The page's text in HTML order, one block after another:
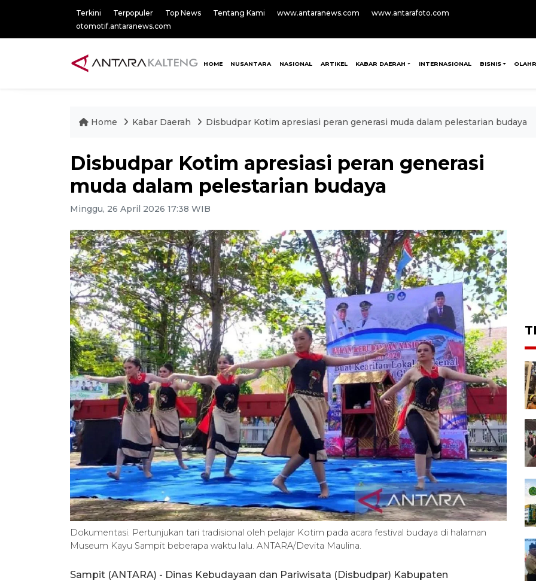
Terkini Terpopuler Top News Tentang Kami www.antaranews.com
www.antarafoto.com
otomotif.antaranews.com
HOME NUSANTARA NASIONAL ARTIKEL KABAR DAERAH INTERNASIONAL BISNIS
Home Kabar Daerah Disbudpar Kotim apresiasi peran generasi muda dalam pelestarian budaya
Disbudpar Kotim apresiasi peran generasi
muda dalam pelestarian budaya
Minggu, 26 April 2026 17:38 WIB
Dokumentasi. Pertunjukan tari tradisional oleh pelajar Kotim pada acara festival budaya di halaman
Museum Kayu Sampit beberapa waktu lalu. ANTARA/Devita Maulina.
Sampit (ANTARA) - Dinas Kebudayaan dan Pariwisata (Disbudpar) Kabupaten